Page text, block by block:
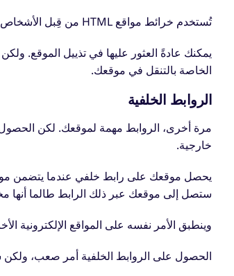
تُستخدم خرائط مواقع HTML من قِبل الأشخاص ومحركات البحث، وهي تسرد روابط لكل صفحة على موقعك.
يمكنك عادةً العثور عليها في تذييل الموقع.
الخاصة بالتنقل في موقعك.
الروابط الخلفية
مرة أخرى، الروابط مهمة لموقعك. لكن الحصول
خارجية.
يحصل موقعك على رابط خلفي عندما يتضمن
ستصل إلى موقعك عبر ذلك الرابط طالما أنها
وينطبق الأمر نفسه على المواقع الإلكترونية
الحصول على الروابط الخلفية أمر صعب، ولكن